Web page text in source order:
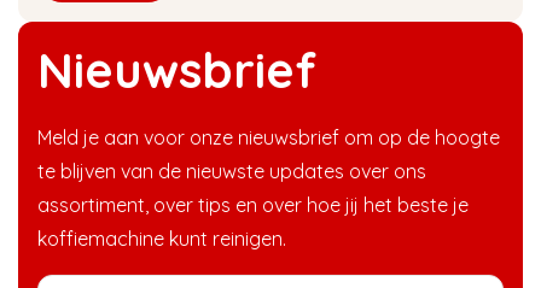
Nieuwsbrief
Meld je aan voor onze nieuwsbrief om op de hoogte
te blijven van de nieuwste updates over ons
assortiment, over tips en over hoe jij het beste je
koffiemachine kunt reinigen.